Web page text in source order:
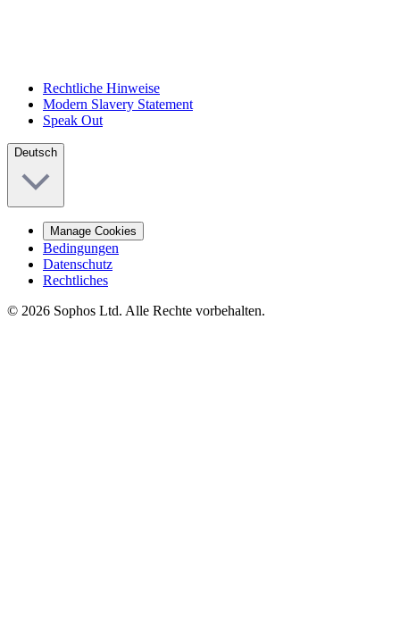
Rechtliche Hinweise
Modern Slavery Statement
Speak Out
Deutsch
Manage Cookies
Bedingungen
Datenschutz
Rechtliches
© 2026 Sophos Ltd. Alle Rechte vorbehalten.